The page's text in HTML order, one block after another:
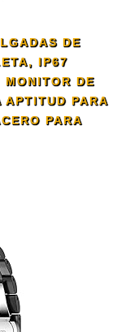
DE
IP67
MONITOR DE
APTITUD PARA
PARA